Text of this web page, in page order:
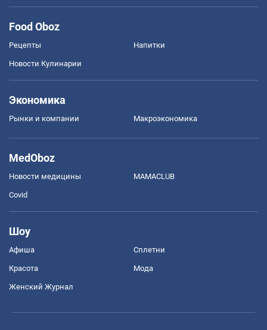
Food Oboz
Рецепты Напитки
Новости Кулинарии
Экономика
Рынки и компании Mакроэкономика
MedOboz
Новости медицины MAMACLUB
Covid
Шоу
Афиша Сплетни
Красота Мода
Женский Журнал